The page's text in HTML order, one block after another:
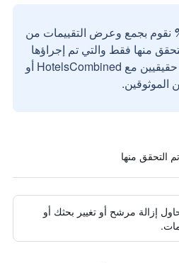
نقوم بجمع وعرض التقييمات من
منها فقط والتي تم إجراؤها
بواسطة مستخدمين حقيقيين مع HotelsCombined أو
الموثوقين.
إزالة مرشح أو تغيير بحثك أو